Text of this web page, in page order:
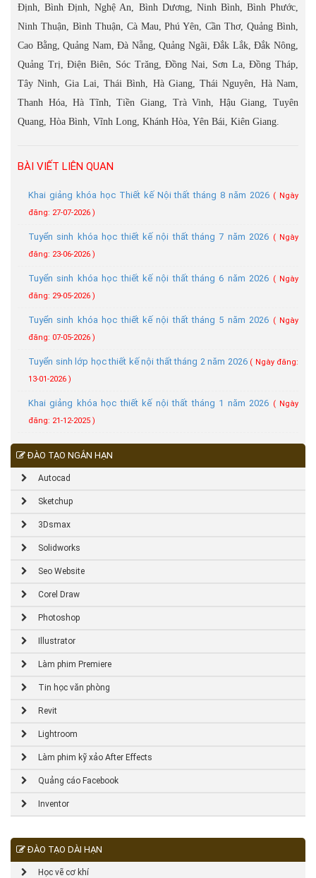
Định, Bình Định, Nghệ An, Bình Dương, Ninh Bình, Bình Phước,
Ninh Thuận, Bình Thuận, Cà Mau, Phú Yên, Cần Thơ, Quảng Bình,
Cao Bằng, Quảng Nam, Đà Nẵng, Quảng Ngãi, Đắk Lắk, Đắk Nông,
Quảng Trị, Điện Biên, Sóc Trăng, Đồng Nai, Sơn La, Đồng Tháp,
Tây Ninh, Gia Lai, Thái Bình, Hà Giang, Thái Nguyên, Hà Nam,
Thanh Hóa, Hà Tĩnh, Tiền Giang, Trà Vinh, Hậu Giang, Tuyên
Quang, Hòa Bình, Vĩnh Long, Khánh Hòa, Yên Bái, Kiên Giang.
BÀI VIẾT LIÊN QUAN
Khai giảng khóa học Thiết kế Nội thất tháng 8 năm 2026 ( Ngày
đăng: 27-07-2026 )
Tuyển sinh khóa học thiết kế nội thất tháng 7 năm 2026 ( Ngày
đăng: 23-06-2026 )
Tuyển sinh khóa học thiết kế nội thất tháng 6 năm 2026 ( Ngày
đăng: 29-05-2026 )
Tuyển sinh khóa học thiết kế nội thất tháng 5 năm 2026 ( Ngày
đăng: 07-05-2026 )
Tuyển sinh lớp học thiết kế nội thất tháng 2 năm 2026 ( Ngày đăng:
13-01-2026 )
Khai giảng khóa học thiết kế nội thất tháng 1 năm 2026 ( Ngày
đăng: 21-12-2025 )
ĐÀO TẠO NGẮN HẠN
Autocad
Sketchup
3Dsmax
Solidworks
Seo Website
Corel Draw
Photoshop
Illustrator
Làm phim Premiere
Tin học văn phòng
Revit
Lightroom
Làm phim kỹ xảo After Effects
Quảng cáo Facebook
Inventor
ĐÀO TẠO DÀI HẠN
Học vẽ cơ khí